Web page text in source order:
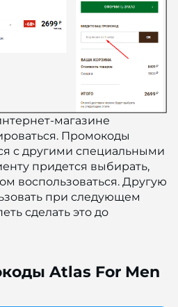
магазине
Промокоды
с другими специальными
придется выбирать,
воспользоваться. Другую
при следующем
сделать это до
Atlas For Men